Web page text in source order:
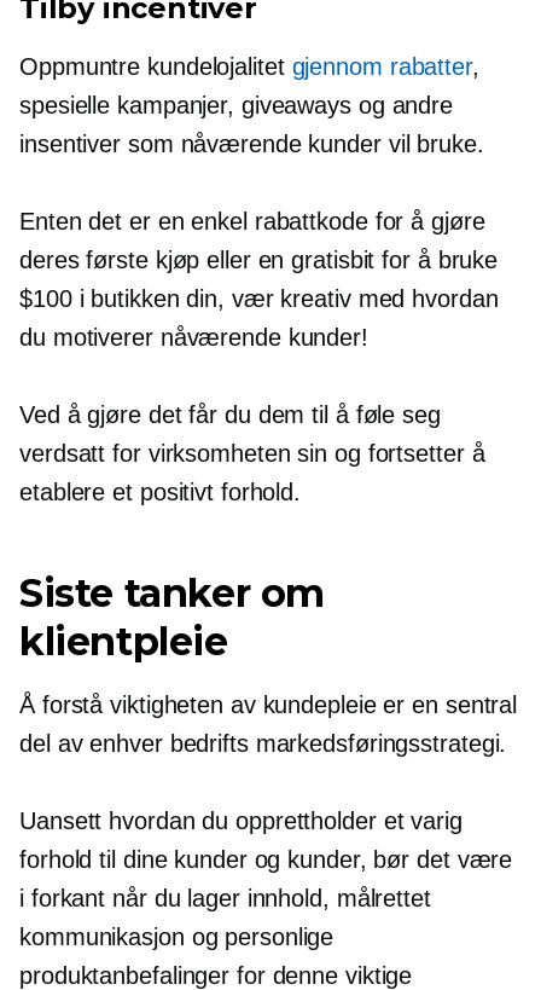
Tilby incentiver
Oppmuntre kundelojalitet gjennom rabatter,
spesielle kampanjer, giveaways og andre
insentiver som nåværende kunder vil bruke.
Enten det er en enkel rabattkode for å gjøre
deres første kjøp eller en gratisbit for å bruke
$100 i butikken din, vær kreativ med hvordan
du motiverer nåværende kunder!
Ved å gjøre det får du dem til å føle seg
verdsatt for virksomheten sin og fortsetter å
etablere et positivt forhold.
Siste tanker om
klientpleie
Å forstå viktigheten av kundepleie er en sentral
del av enhver bedrifts markedsføringsstrategi.
Uansett hvordan du opprettholder et varig
forhold til dine kunder og kunder, bør det være
i forkant når du lager innhold, målrettet
kommunikasjon og personlige
produktanbefalinger for denne viktige